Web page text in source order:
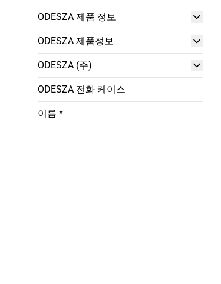
ODESZA 제품 정보
ODESZA 제품정보
ODESZA (주)
ODESZA 전화 케이스
이름 *